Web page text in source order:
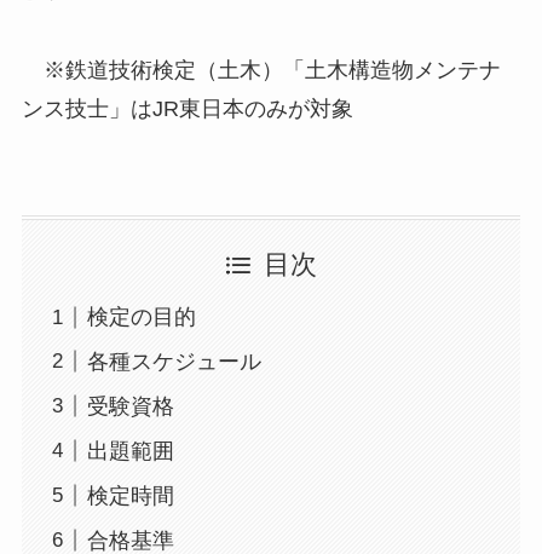
※鉄道技術検定（土木）「土木構造物メンテナ
ンス技士」はJR東日本のみが対象
目次
検定の目的
各種スケジュール
受験資格
出題範囲
検定時間
合格基準